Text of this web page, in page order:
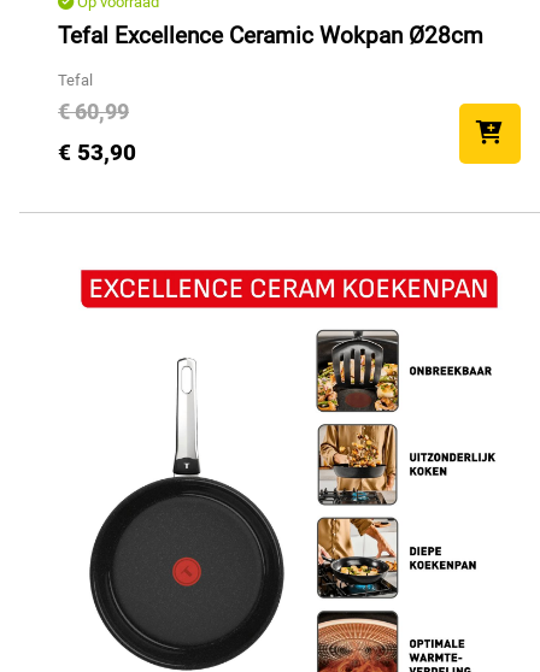
Tefal Excellence Ceramic Wokpan Ø28cm
Tefal
€ 60,99
€ 53,90